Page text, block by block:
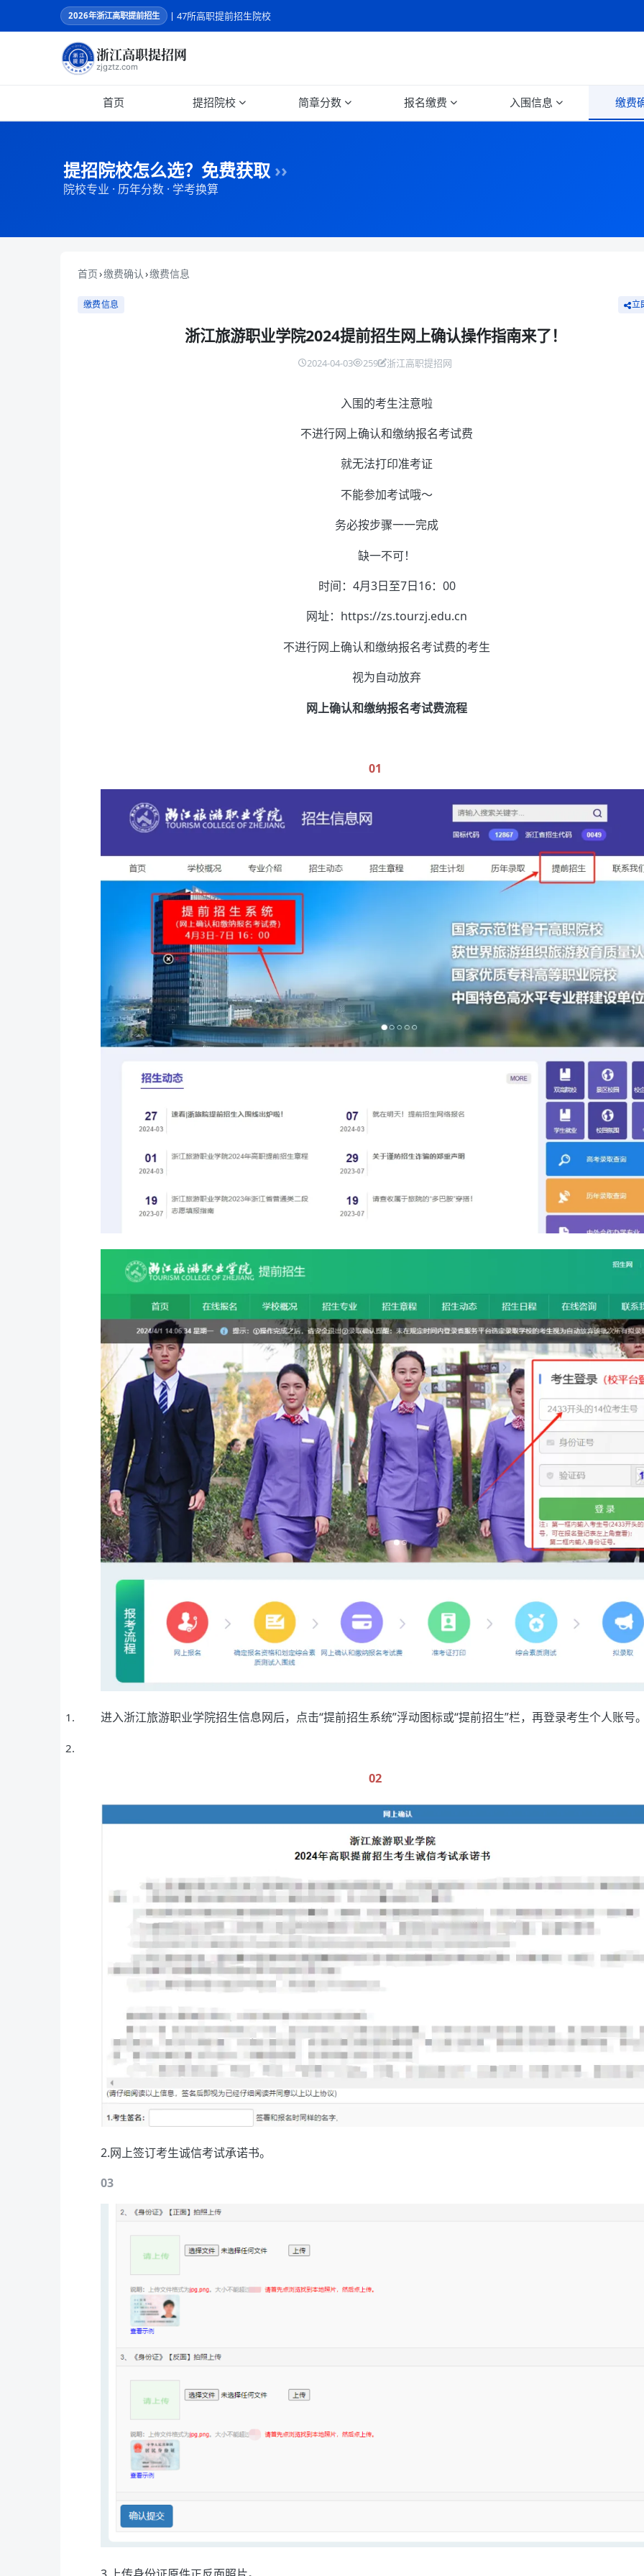
2026年浙江高职提前招生 丨47所高职提前招生院校
浙江高职提招网
zjgztz.com
首页 提招院校 简章分数 报名缴费 入围信息 缴费
提招院校怎么选？免费获取 ››
院校专业 · 历年分数 · 学考换算
首页›缴费确认 ›缴费信息
缴费信息 立
浙江旅游职业学院2024提前招生网上确认操作指南来了！
2024-04-03 259 浙江高职提招网
入围的考生注意啦
不进行网上确认和缴纳报名考试费
就无法打印准考证
不能参加考试哦～
务必按步骤一一完成
缺一不可！
时间：4月3日至7日16：00
网址：https://zs.tourzj.edu.cn
不进行网上确认和缴纳报名考试费的考生
视为自动放弃
网上确认和缴纳报名考试费流程
01
进入浙江旅游职业学院招生信息网后，点击“提前招生系统”浮动图标或“提前招生”栏，再登录考生个人账号
02
2.网上签订考生诚信考试承诺书。
03